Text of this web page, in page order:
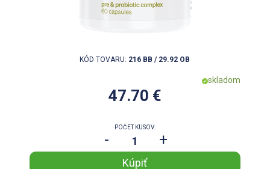
KÓD TOVARU: 216 BB / 29.92 OB
skladom
47.70 €
POČET KUSOV:
- +